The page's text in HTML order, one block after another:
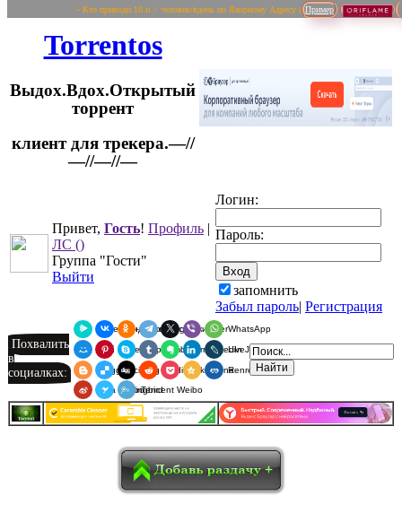
~ Кто приводи 10 и > человек/вдень по Якорному Адресу ( Пример
Torrentos
Выдох.Вдох.Открытый
торрент
Привет, Гость! Профиль |
ЛС ()
Группа "Гости"
Выйти
Логин:
Пароль:
запомнить
Забыл пароль| Регистрация
Похвалить
в
социалках:
Я.Мессенджер
ВКонтакте
Одноклассники
Telegram
X ViberWhatsApp
Мой МирPinterest
SkypeTumblrEvernoteLinkedInLiveJournal
BloggerDelicious
Digg redditPocketQzoneRenren
Sina Weibo
SurfingbirdTencent Weibo